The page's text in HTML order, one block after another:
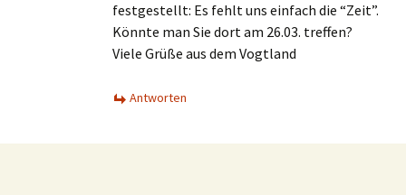
festgestellt: Es fehlt uns einfach die “Zeit”.
Könnte man Sie dort am 26.03. treffen?
Viele Grüße aus dem Vogtland
Antworten